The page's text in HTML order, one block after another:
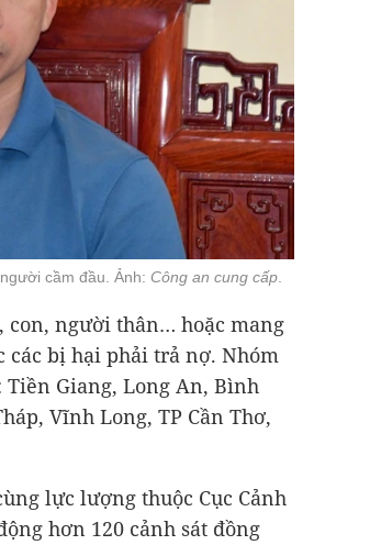
cầm đầu. Ảnh: Công an cung cấp
con, người thân… hoặc mang
các bị hại phải trả nợ. Nhóm
Giang, Long An, Bình
Vĩnh Long, TP Cần Thơ,
lực lượng thuộc Cục Cảnh
hơn 120 cảnh sát đồng